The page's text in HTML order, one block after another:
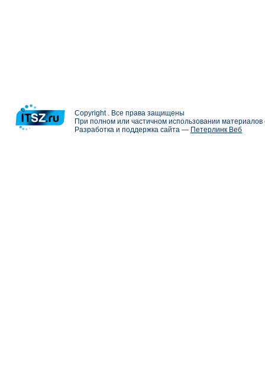
Copyright . Все права защищены
При полном или частичном использовании
Разработка и поддержка сайта — Петерлинк Веб